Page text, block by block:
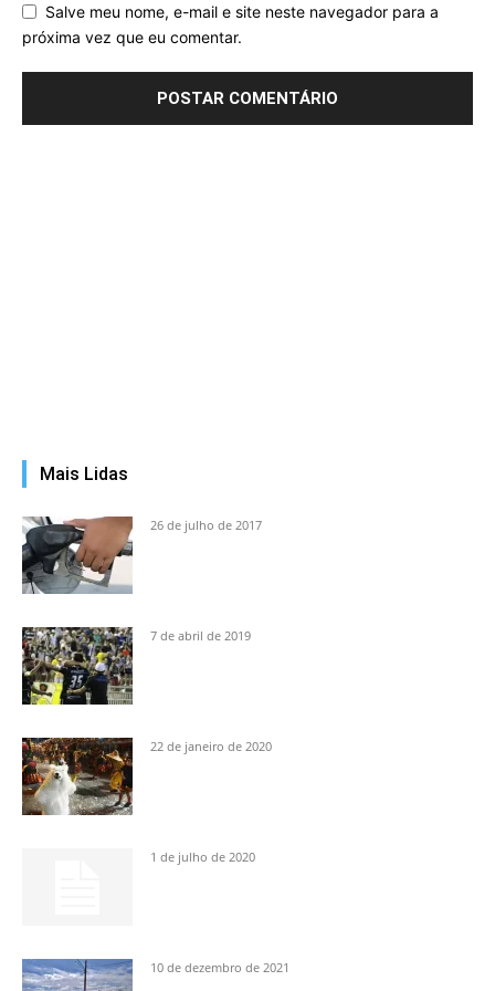
Salve meu nome, e-mail e site neste navegador para a
próxima vez que eu comentar.
Mais Lidas
26 de julho de 2017
7 de abril de 2019
22 de janeiro de 2020
1 de julho de 2020
10 de dezembro de 2021